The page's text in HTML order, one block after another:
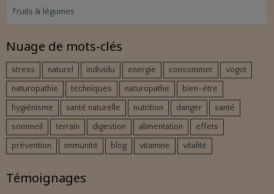
Fruits & légumes
Nuage de mots-clés
stress naturel individu energie consommer
vogot
naturopathie
techniques naturopathe
bien-être
hygiénisme
santé naturelle nutrition danger
santé
sommeil
terrain digestion alimentation
effets
prévention
immunité blog vitamine vitalité
Témoignages